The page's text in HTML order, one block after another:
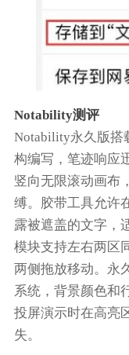
Notability测评
Notability永久版搭
构编写，笔迹响应
竖向无限滚动画布
缚。胶带工具允许
露被遮盖的文字，
模块支持左右两区
两侧拖放移动。永
系统，背景颜色和
投屏演示时在高亮
失。